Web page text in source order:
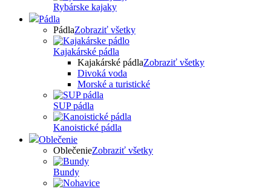
Rybárske kajaky
Pádla
PádlaZobraziť všetky
Kajakárské pádla
Kajakárské pádlaZobraziť všetky
Divoká voda
Morské a turistické
SUP pádla
Kanoistické pádla
Oblečenie
OblečenieZobraziť všetky
Bundy